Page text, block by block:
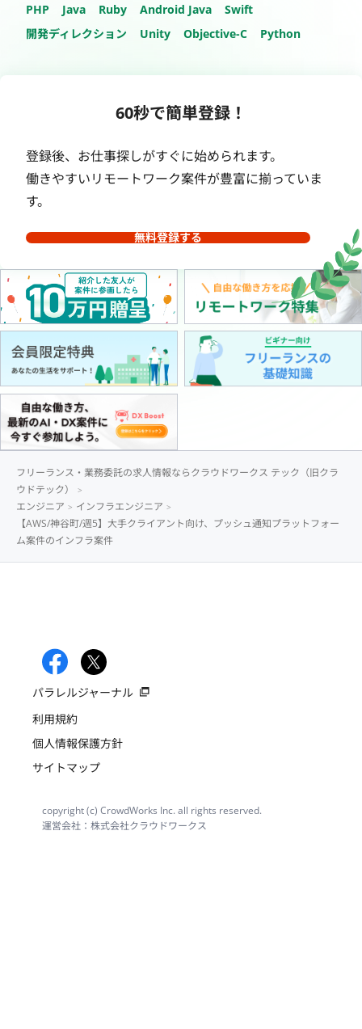
PHP Java Ruby Android Java
Swift
開発ディレクション
Unity Objective-C Python
60秒で簡単登録！
登録後、お仕事探しがすぐに始められます。
働きやすいリモートワーク案件が豊富に揃っていま
す。
無料登録する
フリーランス・業務委託の求人情報ならクラウドワークス テック（旧クラ
ウドテック）
エンジニア
インフラエンジニア
【AWS/神谷町/週5】大手クライアント向け、プッシュ通知プラットフォー
ム案件のインフラ案件
パラレルジャーナル
利用規約
個人情報保護方針
サイトマップ
copyright (c) CrowdWorks Inc. all rights reserved.
運営会社：株式会社クラウドワークス